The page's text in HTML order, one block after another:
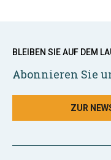
BLEIBEN SIE AUF DEM
Abonnieren Sie
ZUR